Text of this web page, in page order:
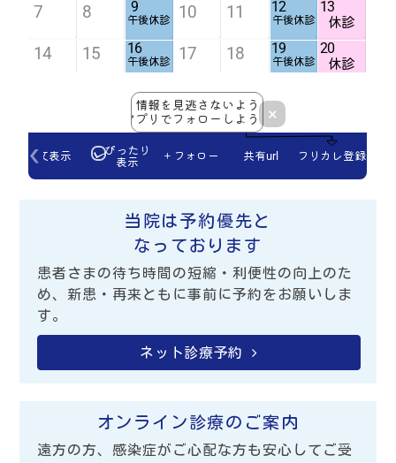
当院は予約優先と
なっております
患者さまの待ち時間の短縮・利便性の向上のた
め、新患・再来ともに事前に予約をお願いしま
す。
ネット診療予約
オンライン診療のご案内
遠方の方、感染症がご心配な方も安心してご受